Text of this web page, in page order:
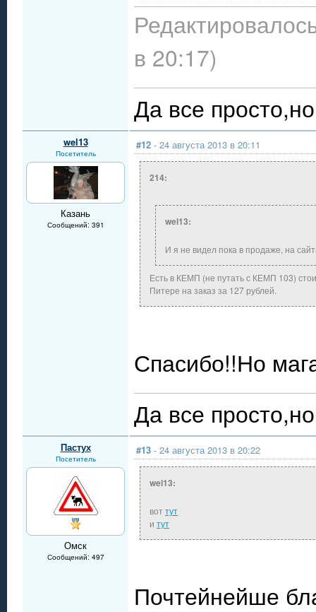
в 20:17)
Да все
wel13
Посетитель
Казань
Сообщений: 391
#12 - 24 августа 2013 в 20:11
214:
wel13:
И я не видел пока в продаже, на
Есть в КЕМП (не путать с КЕМП 103)
Питере на заказ за 127 рублей.
Спасибо!!Но
Да все
Пастух
Посетитель
Омск
Сообщений: 497
#13 - 24 августа 2013 в 20:22
wel13:
воттут
и тут
Почтейнейше